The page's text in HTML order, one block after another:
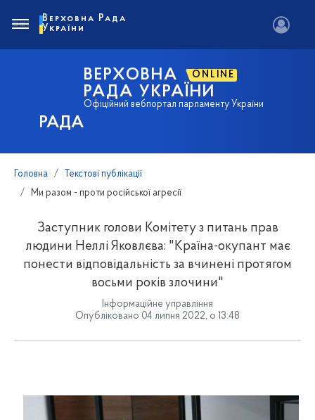
РАДА
ВЕРХОВНА ONLINE
РАДА УКРАЇНИ
Офіційний вебпортал парламенту України
Верховна Рада
України
Головна
Текстові публікації
Ми разом - проти російської агресії
Заступник голови Комітету з питань прав
людини Неллі Яковлєва: "Країна-окупант має
понести відповідальність за вчинені протягом
восьми років злочини"
Інформаційне управління
Опубліковано 04 липня 2022, о 13:48